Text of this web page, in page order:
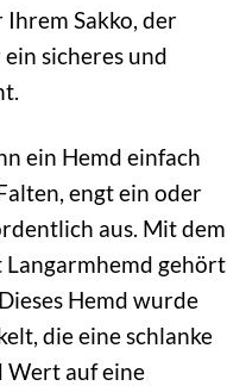
Sakko, der
sicheres und
ein Hemd einfach
engt ein oder
aus. Mit dem
Langarmhemd gehört
Hemd wurde
die eine schlanke
Wert auf eine